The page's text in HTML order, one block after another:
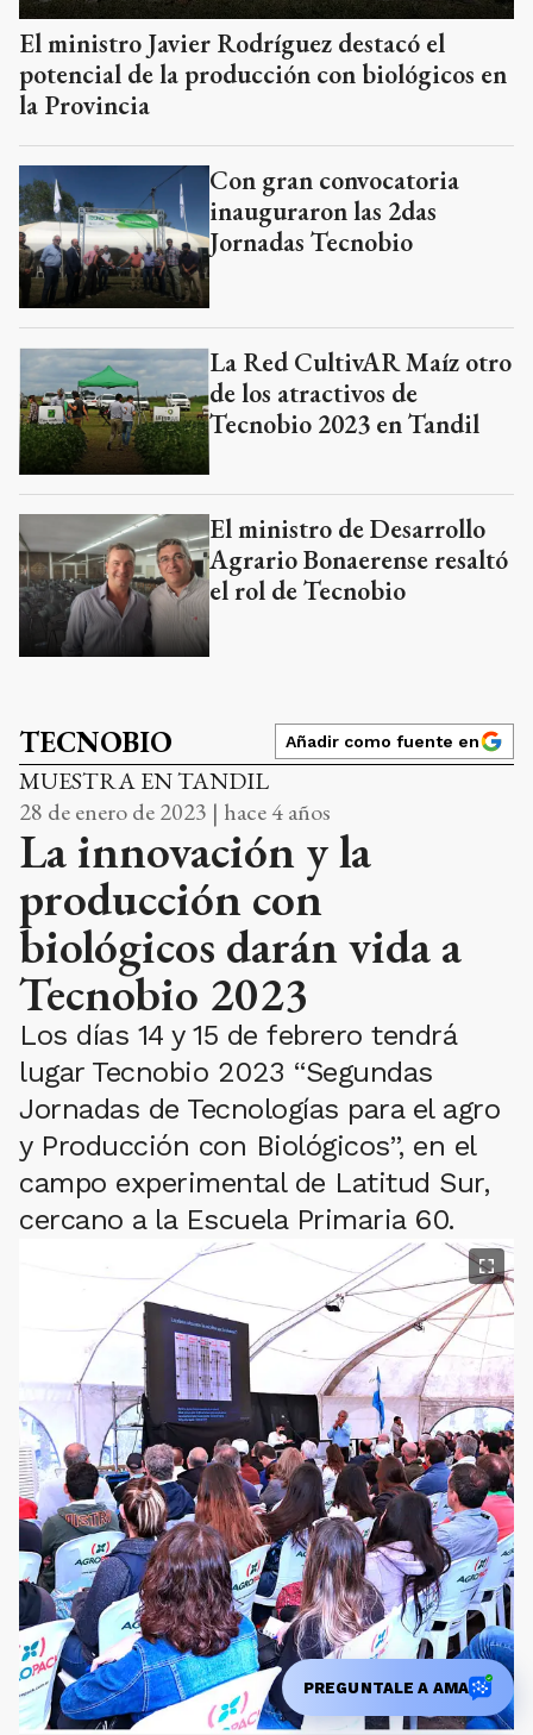
El ministro Javier Rodríguez destacó el
potencial de la producción con biológicos en
la Provincia
Con gran convocatoria
inauguraron las 2das
Jornadas Tecnobio
La Red CultivAR Maíz otro
de los atractivos de
Tecnobio 2023 en Tandil
El ministro de Desarrollo
Agrario Bonaerense resaltó
el rol de Tecnobio
TECNOBIO Añadir como fuente en
MUESTRA EN TANDIL
28 de enero de 2023 | hace 4 años
La innovación y la
producción con
biológicos darán vida a
Tecnobio 2023
Los días 14 y 15 de febrero tendrá
lugar Tecnobio 2023 “Segundas
Jornadas de Tecnologías para el agro
y Producción con Biológicos”, en el
campo experimental de Latitud Sur,
cercano a la Escuela Primaria 60.
PREGUNTALE A AMA